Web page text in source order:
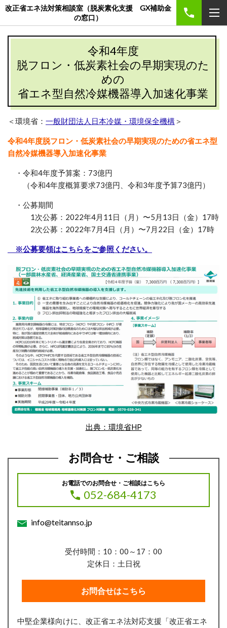
改正省エネ法対策相談室（脱炭素化支援 GX補助金
の窓口）
令和4年度
脱フロン・低炭素社会の早期実現のた
めの
省エネ型自然冷媒機器導入加速化事業
＜環境省： 一般財団法人日本冷媒・環境保全機構＞
令和4年度脱フロン・低炭素社会の早期実現のための省エネ型
自然冷媒機器導入加速化事業
・令和4年度予算案：73億円
（令和4年度概算要求73億円、令和3年度予算73億円）
・公募期間
1次公募：2022年4月11日（月）〜5月13日（金）17時
2次公募：2022年7月4日（月）〜7月22日（金）17時
※公募要領はこちらをご参照ください。
出典：環境省HP
お問合せ・ご相談
お電話でのお問合せ・ご相談はこちら
052-684-4173
info@teitannso.jp
受付時間：10：00～17：00
定休日：土日祝
お問合せはこちら
中堅企業様向けに、改正省エネ法対応支援「改正省エネ